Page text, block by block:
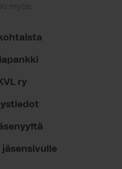
myös:
ry
jäsensivulle